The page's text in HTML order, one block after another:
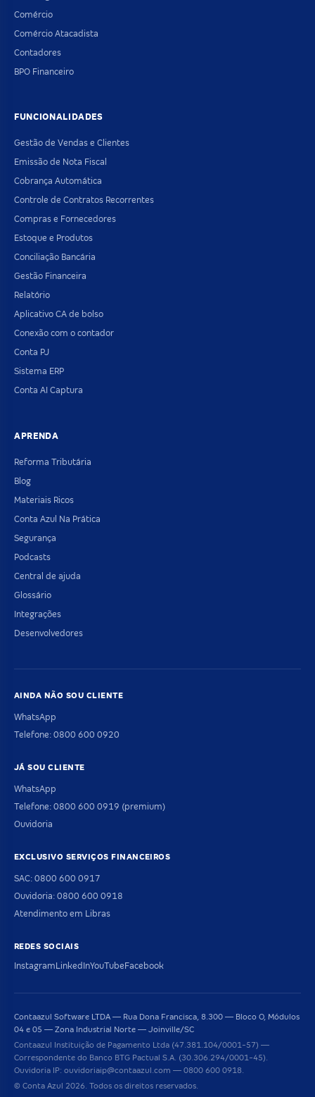
Comércio
Comércio Atacadista
Contadores
BPO Financeiro
FUNCIONALIDADES
Gestão de Vendas e Clientes
Emissão de Nota Fiscal
Cobrança Automática
Controle de Contratos Recorrentes
Compras e Fornecedores
Estoque e Produtos
Conciliação Bancária
Gestão Financeira
Relatório
Aplicativo CA de bolso
Conexão com o contador
Conta PJ
Sistema ERP
Conta AI Captura
APRENDA
Reforma Tributária
Blog
Materiais Ricos
Conta Azul Na Prática
Segurança
Podcasts
Central de ajuda
Glossário
Integrações
Desenvolvedores
AINDA NÃO SOU CLIENTE
WhatsApp
Telefone: 0800 600 0920
JÁ SOU CLIENTE
WhatsApp
Telefone: 0800 600 0919 (premium)
Ouvidoria
EXCLUSIVO SERVIÇOS FINANCEIROS
SAC: 0800 600 0917
Ouvidoria: 0800 600 0918
Atendimento em Libras
REDES SOCIAIS
InstagramLinkedInYouTubeFacebook
Contaazul Software LTDA — Rua Dona Francisca, 8.300 — Bloco O, Módulos
04 e 05 — Zona Industrial Norte — Joinville/SC
Contaazul Instituição de Pagamento Ltda (47.381.104/0001-57) —
Correspondente do Banco BTG Pactual S.A. (30.306.294/0001-45).
Ouvidoria IP: ouvidoriaip@contaazul.com — 0800 600 0918.
© Conta Azul 2026. Todos os direitos reservados.